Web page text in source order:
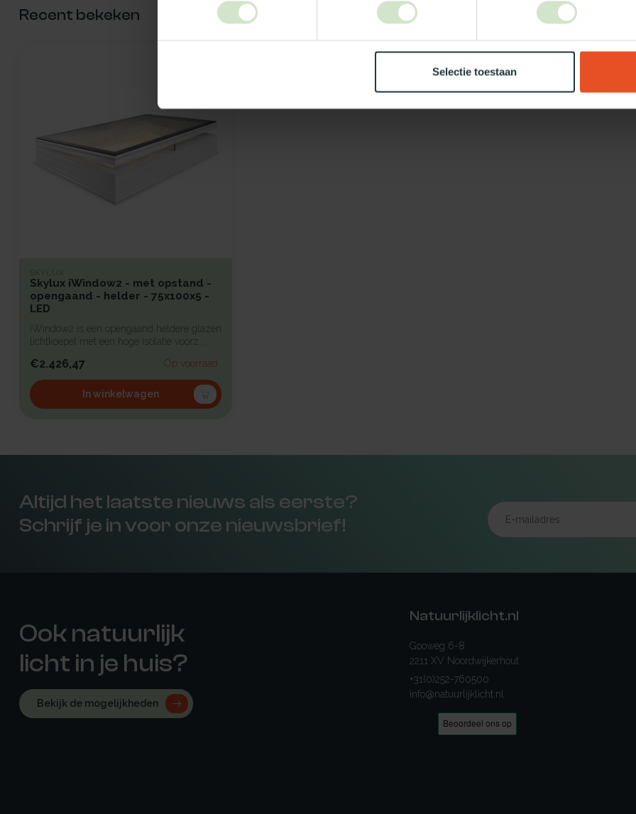
Selectie toestaan
Recent bekeken
SKYLUX
Skylux iWindow2 - met opstand -
opengaand - helder - 75x100x5 -
LED
iWindow2 is een opengaand heldere glazen
lichtkoepel met een hoge isolatie voorz...
€2.426,47 Op voorraad
In winkelwagen
Altijd het laatste nieuws als eerste?
Schrijf je in voor onze nieuwsbrief!
Ook natuurlijk
licht in je huis?
Bekijk de mogelijkheden
Natuurlijklicht.nl
Gooweg 6-8
2211 XV Noordwijkerhout
+31(0)252-760500
info@natuurlijklicht.nl